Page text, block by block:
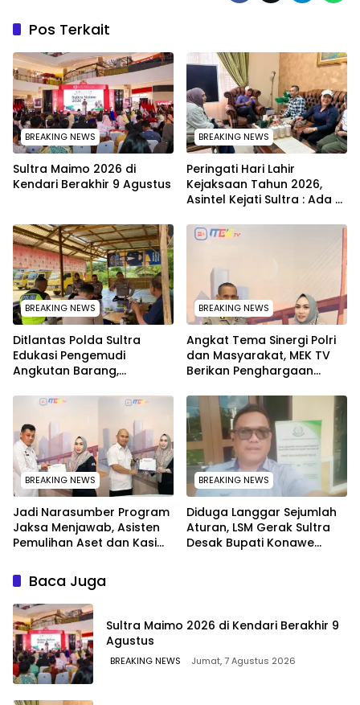
Pos Terkait
BREAKING NEWS
Sultra Maimo 2026 di
Kendari Berakhir 9 Agustus
BREAKING NEWS
Peringati Hari Lahir
Kejaksaan Tahun 2026,
Asintel Kejati Sultra : Ada
sampai Adhyaksa Run
BREAKING NEWS
Ditlantas Polda Sultra
Edukasi Pengemudi
Angkutan Barang,
Kendaraan Demi
BREAKING NEWS
Angkat Tema Sinergi Polri
dan Masyarakat, MEK TV
Berikan Penghargaan
melalui Kabid Humas
BREAKING NEWS
Jadi Narasumber Program
Jaksa Menjawab, Asisten
Pemulihan Aset dan Kasi
Terima Penghargaan dari
Komisaris MEK TV
BREAKING NEWS
Diduga Langgar Sejumlah
Aturan, LSM Gerak Sultra
Desak Bupati Konawe
Baca Juga
Sultra Maimo 2026 di Kendari Berakhir 9
Agustus
BREAKING NEWS Jumat, 7 Agustus 2026